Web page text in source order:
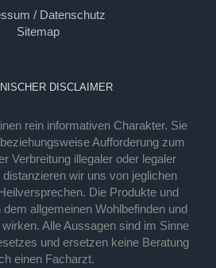
/ Datenschutz
Sitemap
DISCLAIMER
rein informativen Charakter. Sie
Aufforderung zum
Verbreitung illegaler oder legaler
wir uns von jeglichen
Die Produkte und
allgemeinen Wohlbefinden und
Alle Aussagen sind im Sinne
und ersetzen keine Beratung
einen Facharzt.